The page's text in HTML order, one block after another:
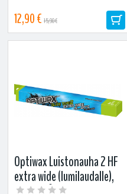
12,90 € 15,90 €
Optiwax Luistonauha 2 HF
extra wide (lumilaudalle),